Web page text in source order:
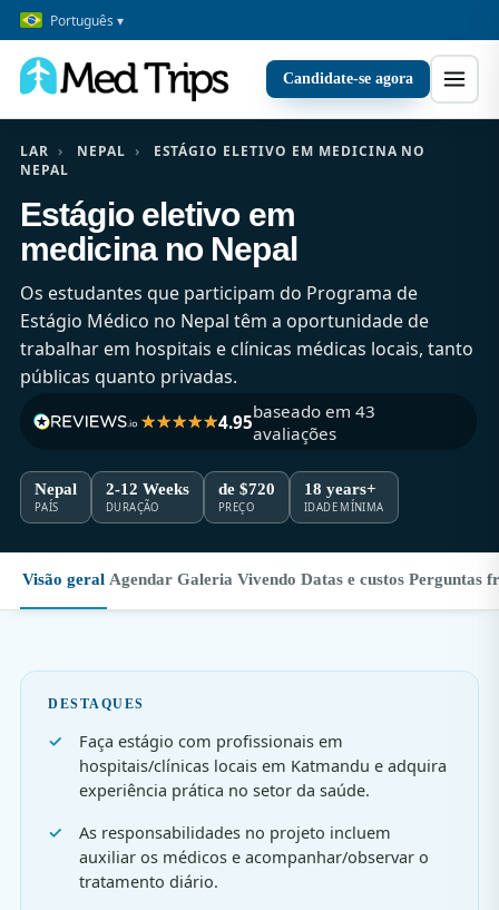
Português ▾
Candidate-se agora
LAR › NEPAL ›
ESTÁGIO ELETIVO EM MEDICINA NO
NEPAL
Estágio eletivo em
medicina no Nepal
Os estudantes que participam do Programa de
Estágio Médico no Nepal têm a oportunidade de
trabalhar em hospitais e clínicas médicas locais, tanto
públicas quanto privadas.
4.95baseado em 43
avaliações
Nepal
PAÍS
2-12 Weeks
DURAÇÃO
de $720
PREÇO
18 years+
IDADE MÍNIMA
Visão geral Agendar Galeria Vivendo Datas e custos Perguntas
DESTAQUES
Faça estágio com profissionais em
hospitais/clínicas locais em Katmandu e adquira
experiência prática no setor da saúde.
As responsabilidades no projeto incluem
auxiliar os médicos e acompanhar/observar o
tratamento diário.